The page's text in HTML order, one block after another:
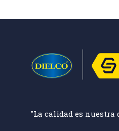
"La calidad es